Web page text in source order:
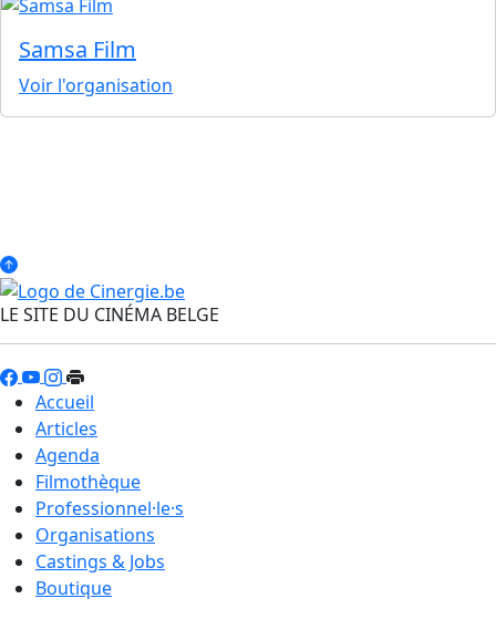
Samsa Film
Voir l'organisation
LE SITE DU CINÉMA BELGE
Accueil
Articles
Agenda
Filmothèque
Professionnel·le·s
Organisations
Castings & Jobs
Boutique